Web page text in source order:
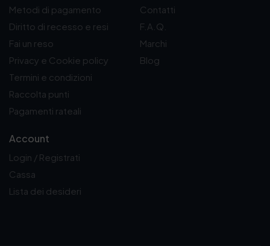
Metodi di pagamento
Diritto di recesso e resi
Fai un reso
Privacy e Cookie policy
Termini e condizioni
Raccolta punti
Pagamenti rateali
Account
Login / Registrati
Cassa
Lista dei desideri
Contatti
F.A.Q.
Marchi
Blog